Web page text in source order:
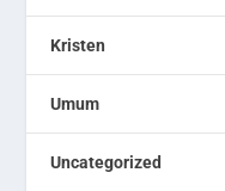
Kristen
Umum
Uncategorized